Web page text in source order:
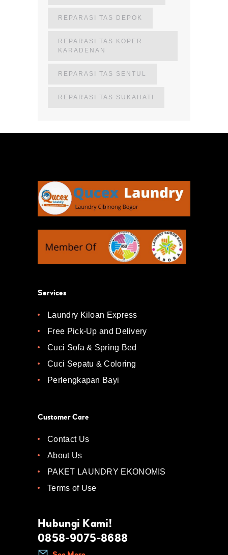
REPARASI TAS DEPOK
REPARASI TAS KOPER
KARADENAN
REPARASI TAS SENTUL
REPARASI TAS SUKAHATI
Services
Laundry Kiloan Express
Free Pick-Up and Delivery
Cuci Sofa & Spring Bed
Cuci Sepatu & Coloring
Perlengkapan Bayi
Customer Care
Contact Us
About Us
PAKET LAUNDRY EKONOMIS
Terms of Use
Hubungi Kami!
0858-9075-8688